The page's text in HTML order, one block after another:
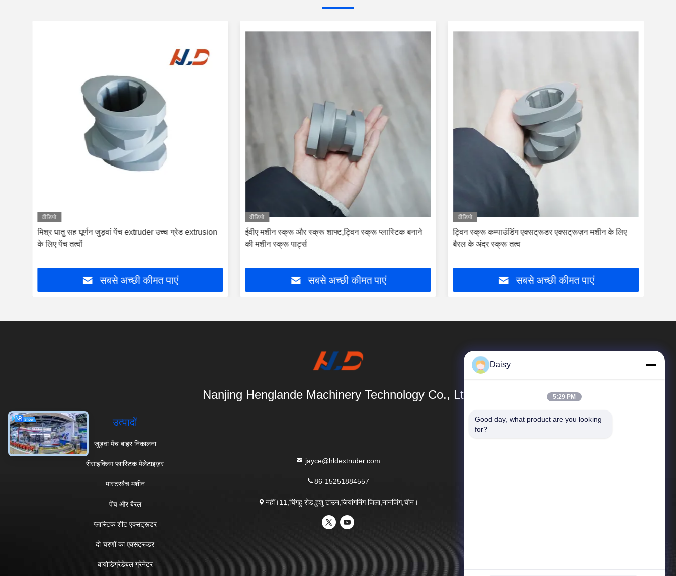
वीडियो
मिश्र धातु सह घूर्णन जुड़वां पेंच extruder उच्च ग्रेड extrusion
के लिए पेंच तत्वों
सबसे अच्छी कीमत पाएं
वीडियो
ईवीए मशीन स्क्रू और स्क्रू शाफ्ट,ट्विन स्क्रू प्लास्टिक बनाने
की मशीन स्क्रू पार्ट्स
सबसे अच्छी कीमत पाएं
वीडियो
ट्विन स्क्रू कम्पाउंडिंग एक्सट्रूडर एक्सट्रूज़न मशीन के लिए
बैरल के अंदर स्क्रू तत्व
सबसे अच्छी कीमत पाएं
Nanjing Henglande Machinery Technology Co., Ltd.
उत्पादों
जुड़वां पेंच बाहर निकालना
रीसाइक्लिंग प्लास्टिक पेलेटाइज़र
मास्टरबैच मशीन
पेंच और बैरल
प्लास्टिक शीट एक्सट्रूडर
दो चरणों का एक्सट्रूडर
बायोडिग्रेडेबल ग्रेनेटर
jayce@hldextruder.com
86-15251884557
नहीं।11,चिंगहु रोड,हुशु टाउन,जियांगनिंग जिला,नानजिंग,चीन।
त्वरित लिंक
Daisy
5:29 PM
Good day, what product are you looking
for?